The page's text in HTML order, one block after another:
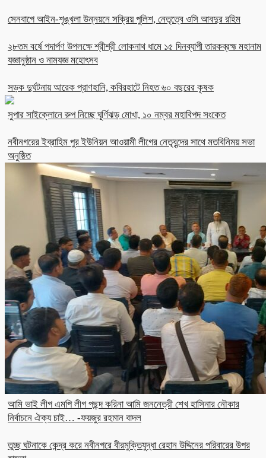
সেনবাগে আইন-শৃঙ্খলা উন্নয়নে সক্রিয় পুলিশ, নেতৃত্বে ওসি আবদুর রহিম
২৮তম বর্ষে পদার্পণ উপলক্ষে শ্রীশ্রী লোকনাথ ধামে ১৫ দিনব্যাপী তারকব্রহ্ম মহানাম
যজ্ঞানুষ্ঠান ও নামযজ্ঞ মহোৎসব
সড়ক দুর্ঘটনায় আরেক প্রাণহানি, কবিরহাটে নিহত ৬০ বছরের কৃষক
সুপার সাইক্লোনে রুপ নিচ্ছে ঘূর্ণিঝড় মোখা, ১০ নম্বর মহাবিপদ সংকেত
নবীনগরের ইব্রাহিম পুর ইউনিয়ন আওয়ামী লীগের নেতৃবৃন্দের সাথে মতবিনিময় সভা
অনুষ্ঠিত
আমি ভাই লীগ এমপি লীগ পছন্দ করিনা আমি জননেত্রী শেখ হাসিনার নৌকার
নির্বাচনে ঐক্য চাই… -ফয়জুর রহমান বাদল
তুচ্ছ ঘটনাকে কেন্দ্র করে নবীনগরে বীরমুক্তিযুদ্ধা রেহান উদ্দিনের পরিবারের উপর